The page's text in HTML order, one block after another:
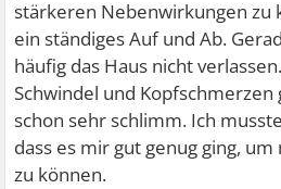
stärkeren Nebenwirkungen zu
ein ständiges Auf und Ab.
häufig das Haus nicht
Schwindel und Kopfschmerzen
schon sehr schlimm. Ich
dass es mir gut genug ging,
zu können.